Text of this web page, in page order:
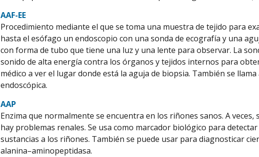
AAF-EE
Procedimiento mediante el que se toma una muestra de tejido para
hasta el esófago un endoscopio con una sonda de ecografía y una
con forma de tubo que tiene una luz y una lente para observar. La
sonido de alta energía contra los órganos y tejidos internos para
médico a ver el lugar donde está la aguja de biopsia. También se
endoscópica.
AAP
Enzima que normalmente se encuentra en los riñones sanos. A
hay problemas renales. Se usa como marcador biológico para
sustancias a los riñones. También se puede usar para diagnosticar
alanina–aminopeptidasa.